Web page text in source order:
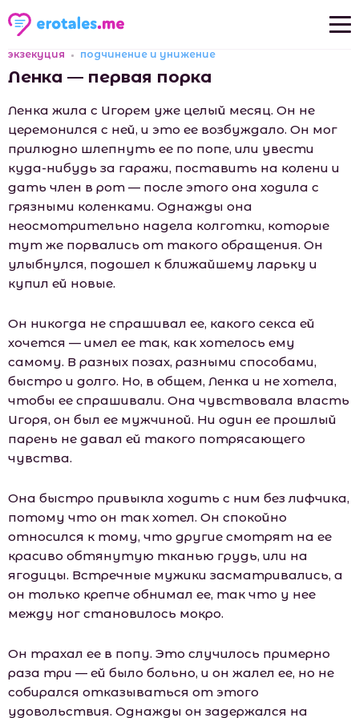
Новые рассказы
Популярные рассказы
экзекуция подчинение и унижение
Ленка — первая порка
Ленка жила с Игорем уже целый месяц. Он не
церемонился с ней, и это ее возбуждало. Он мог
прилюдно шлепнуть ее по попе, или увести
куда-нибудь за гаражи, поставить на колени и
дать член в рот — после этого она ходила с
грязными коленками. Однажды она
неосмотрительно надела колготки, которые
тут же порвались от такого обращения. Он
улыбнулся, подошел к ближайшему ларьку и
купил ей новые.
Он никогда не спрашивал ее, какого секса ей
хочется — имел ее так, как хотелось ему
самому. В разных позах, разными способами,
быстро и долго. Но, в общем, Ленка и не хотела,
чтобы ее спрашивали. Она чувствовала власть
Игоря, он был ее мужчиной. Ни один ее прошлый
парень не давал ей такого потрясающего
чувства.
Она быстро привыкла ходить с ним без лифчика,
потому что он так хотел. Он спокойно
относился к тому, что другие смотрят на ее
красиво обтянутую тканью грудь, или на
ягодицы. Встречные мужики засматривались, а
он только крепче обнимал ее, так что у нее
между ног становилось мокро.
Он трахал ее в попу. Это случилось примерно
раза три — ей было больно, и он жалел ее, но не
собирался отказываться от этого
удовольствия. Однажды он задержался на